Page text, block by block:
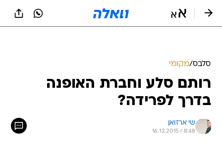
סלבס/מקומי
רותם סלע וחברת האופנה
בדרך לפרידה?
שי ארזואן
16.12.2015 / 8:48